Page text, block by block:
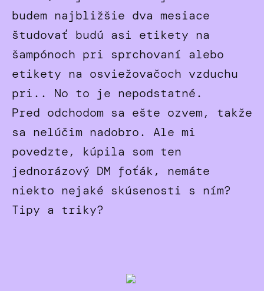
budem najbližšie dva mesiace
študovať budú asi etikety na
šampónoch pri sprchovaní alebo
etikety na osviežovačoch vzduchu
pri.. No to je nepodstatné.
Pred odchodom sa ešte ozvem, takže
sa nelúčim nadobro. Ale mi
povedzte, kúpila som ten
jednorázový DM foťák, nemáte
niekto nejaké skúsenosti s ním?
Tipy a triky?